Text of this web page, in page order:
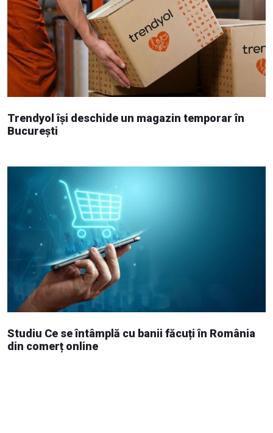
Trendyol își deschide un magazin temporar în
București
Studiu Ce se întâmplă cu banii făcuți în România
din comerț online